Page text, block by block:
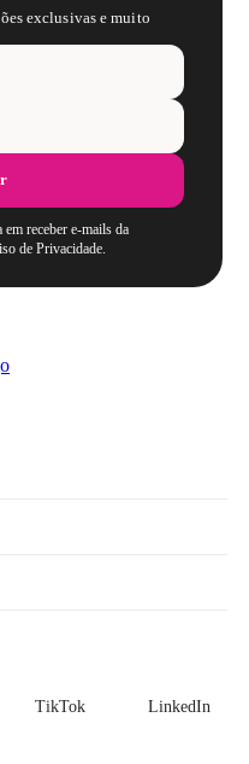
exclusivas e muito
em receber e-mails da
de Privacidade.
TikTok LinkedIn